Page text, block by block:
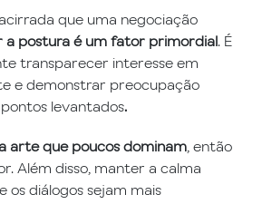
que uma negociação
a postura é um fator primordial. É
transparecer interesse em
e demonstrar preocupação
levantados.
arte que poucos dominam, então
Além disso, manter a calma
os diálogos sejam mais